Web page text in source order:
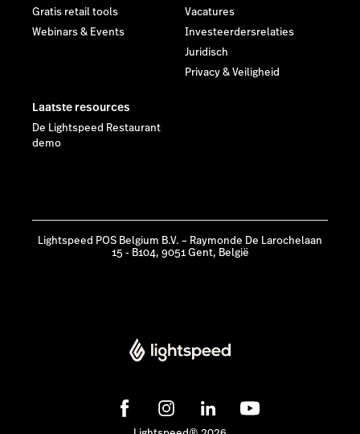
Gratis retail tools
Webinars & Events
Vacatures
Investeerdersrelaties
Juridisch
Privacy & Veiligheid
Laatste resources
De Lightspeed Restaurant
demo
Lightspeed POS Belgium B.V. – Raymonde De Larochelaan
15 - B104, 9051 Gent, België